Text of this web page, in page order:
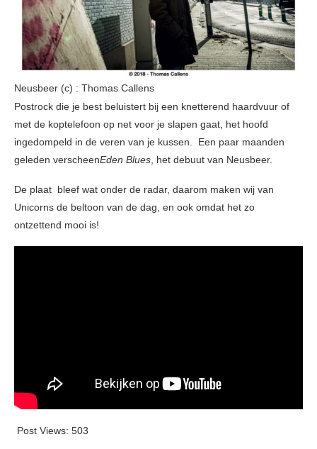
Neusbeer (c) : Thomas Callens
Postrock die je best beluistert bij een knetterend haardvuur of
met de koptelefoon op net voor je slapen gaat, het hoofd
ingedompeld in de veren van je kussen. Een paar maanden
geleden verscheenEden Blues , het debuut van Neusbeer.
De plaat bleef wat onder de radar, daarom maken wij van
Unicorns de beltoon van de dag, en ook omdat het zo
ontzettend mooi is!
Post Views: 503